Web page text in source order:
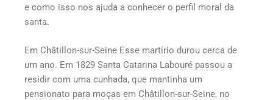
e como isso nos ajuda a conhecer o perfil moral da
santa.
Em Châtillon-sur-Seine Esse martírio durou cerca de
um ano. Em 1829 Santa Catarina Labouré passou a
residir com uma cunhada, que mantinha um
pensionato para moças em Châtillon-sur-Seine, no